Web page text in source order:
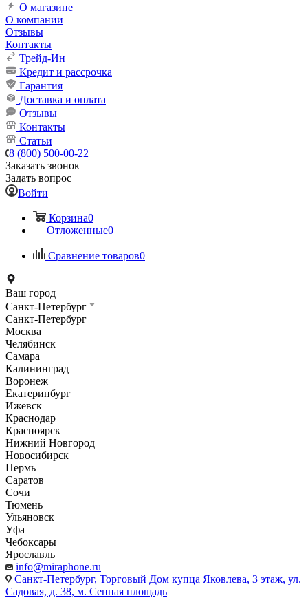
О магазине
О компании
Отзывы
Контакты
Трейд-Ин
Кредит и рассрочка
Гарантия
Доставка и оплата
Отзывы
Контакты
Статьи
8 (800) 500-00-22
Заказать звонок
Задать вопрос
Войти
Корзина0
Отложенные0
Сравнение товаров0
Ваш город
Санкт-Петербург
Санкт-Петербург
Москва
Челябинск
Самара
Калининград
Воронеж
Екатеринбург
Ижевск
Краснодар
Красноярск
Нижний Новгород
Новосибирск
Пермь
Саратов
Сочи
Тюмень
Ульяновск
Уфа
Чебоксары
Ярославль
info@miraphone.ru
Санкт-Петербург, Торговый Дом купца Яковлева, 3 этаж, ул.
Садовая, д. 38, м. Сенная площадь